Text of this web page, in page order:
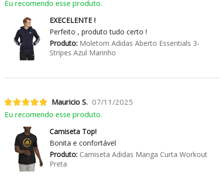
Eu recomendo esse produto.
EXECELENTE !
Perfeito , produto tudo certo !
Produto:Moletom Adidas Aberto Essentials 3-
Stripes Azul Marinho
Mauricio S. 07/11/2025
Eu recomendo esse produto.
Camiseta Top!
Bonita e confortável
Produto:Camiseta Adidas Manga Curta Workout
Preta